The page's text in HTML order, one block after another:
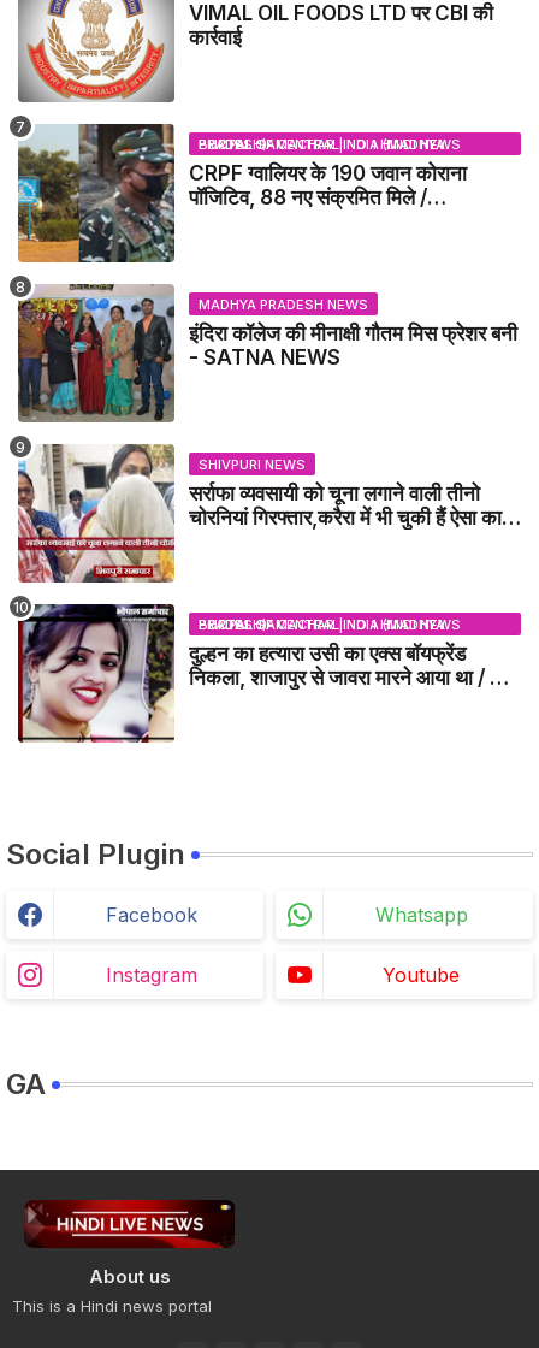
VIMAL OIL FOODS LTD पर CBI की
कार्रवाई
BHOPAL SAMACHAR | NO 1 HINDI NEWS PORTAL OF CENTRAL INDIA (MADHYA PRADESH)
CRPF ग्वालियर के 190 जवान कोराना
पॉजिटिव, 88 नए संक्रमित मिले /
MADHYA PRADESH NEWS
इंदिरा कॉलेज की मीनाक्षी गौतम मिस फ्रेशर बनी
- SATNA NEWS
SHIVPURI NEWS
सर्राफा व्यवसायी को चूना लगाने वाली तीनो
चोरनियां गिरफ्तार,करैरा में भी चुकी हैं ऐसा काण्ड
BHOPAL SAMACHAR | NO 1 HINDI NEWS PORTAL OF CENTRAL INDIA (MADHYA PRADESH)
दुल्हन का हत्यारा उसी का एक्स बॉयफ्रेंड
निकला, शाजापुर से जावरा मारने आया था / MP
Social Plugin
Facebook Whatsapp
Instagram Youtube
GA
About us
This is a Hindi news portal